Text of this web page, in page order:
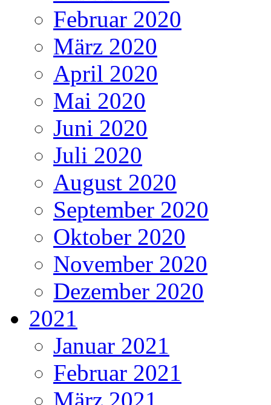
Februar 2020
März 2020
April 2020
Mai 2020
Juni 2020
Juli 2020
August 2020
September 2020
Oktober 2020
November 2020
Dezember 2020
2021
Januar 2021
Februar 2021
März 2021